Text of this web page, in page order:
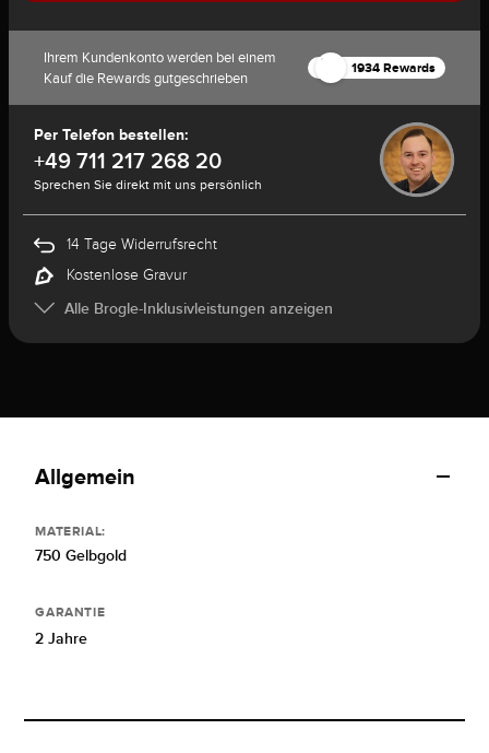
Ihrem Kundenkonto werden bei einem
Kauf die Rewards gutgeschrieben
1934 Rewards
Per Telefon bestellen:
+49 711 217 268 20
Sprechen Sie direkt mit uns persönlich
14 Tage Widerrufsrecht
Kostenlose Gravur
Alle Brogle-Inklusivleistungen anzeigen
Allgemein
MATERIAL:
750 Gelbgold
GARANTIE
2 Jahre